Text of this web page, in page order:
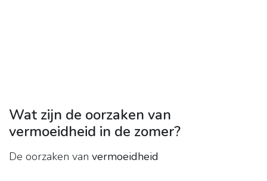
Wat zijn de oorzaken van
vermoeidheid in de zomer?
De oorzaken van vermoeidheid